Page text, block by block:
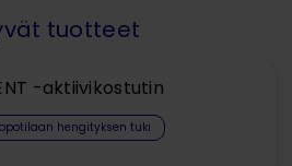
tuotteet
-aktiivikostutin
hengityksen tuki